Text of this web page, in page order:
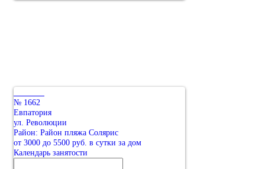
№ 1662
Евпатория
ул. Революции
Район: Район пляжа Солярис
от 3000 до 5500 руб. в сутки за дом
Календарь занятости